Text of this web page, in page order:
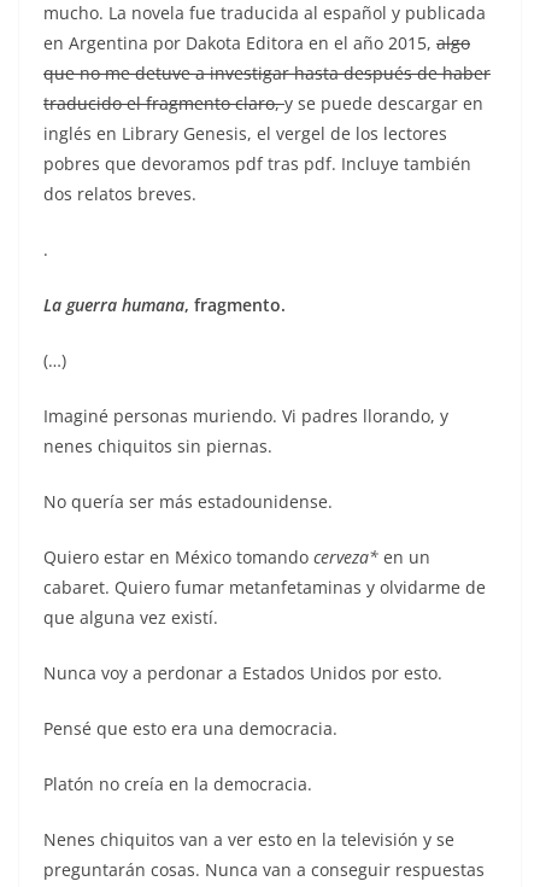
mucho. La novela fue traducida al español y publicada
en Argentina por Dakota Editora en el año 2015, algo
que no me detuve a investigar hasta después de haber
traducido el fragmento claro,y se puede descargar en
inglés en Library Genesis, el vergel de los lectores
pobres que devoramos pdf tras pdf. Incluye también
dos relatos breves.
.
La guerra humana, fragmento.
(…)
Imaginé personas muriendo. Vi padres llorando, y
nenes chiquitos sin piernas.
No quería ser más estadounidense.
Quiero estar en México tomando cerveza* en un
cabaret. Quiero fumar metanfetaminas y olvidarme de
que alguna vez existí.
Nunca voy a perdonar a Estados Unidos por esto.
Pensé que esto era una democracia.
Platón no creía en la democracia.
Nenes chiquitos van a ver esto en la televisión y se
preguntarán cosas. Nunca van a conseguir respuestas